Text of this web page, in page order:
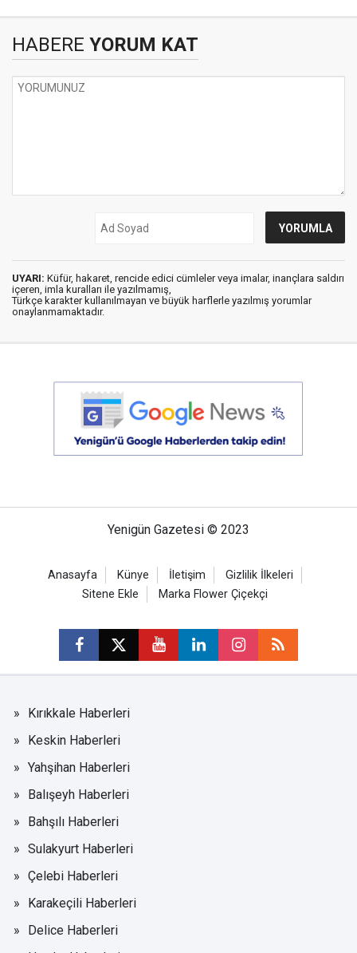
HABERE YORUM KAT
UYARI: Küfür, hakaret, rencide edici cümleler veya imalar, inançlara saldırı
içeren, imla kuralları ile yazılmamış,
Türkçe karakter kullanılmayan ve büyük harflerle yazılmış yorumlar
onaylanmamaktadır.
Yenigün Gazetesi © 2023
Anasayfa Künye İletişim
Gizlilik İlkeleri
Sitene Ekle
Marka Flower Çiçekçi
Kırıkkale Haberleri
Keskin Haberleri
Yahşihan Haberleri
Balışeyh Haberleri
Bahşılı Haberleri
Sulakyurt Haberleri
Çelebi Haberleri
Karakeçili Haberleri
Delice Haberleri